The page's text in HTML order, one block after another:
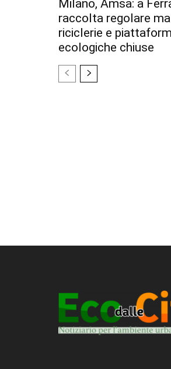
Milano, Amsa: a
raccolta regolare ma
riciclerie e
ecologiche chiuse